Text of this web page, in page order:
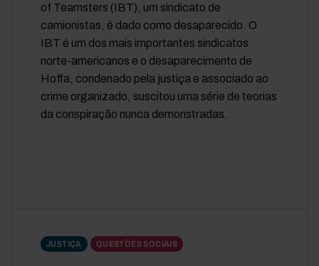
of Teamsters (IBT), um sindicato de
camionistas, é dado como desaparecido. O
IBT é um dos mais importantes sindicatos
norte-americanos e o desaparecimento de
Hoffa, condenado pela justiça e associado ao
crime organizado, suscitou uma série de teorias
da conspiração nunca demonstradas.
JUSTIÇA QUESTÕES SOCIAIS